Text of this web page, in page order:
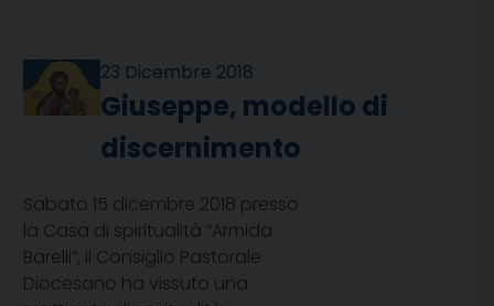
23 Dicembre 2018
Giuseppe, modello di
discernimento
Sabato 15 dicembre 2018 presso
la Casa di spiritualità “Armida
Barelli”, il Consiglio Pastorale
Diocesano ha vissuto una